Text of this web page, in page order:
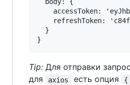
  body: {
accessToken:
refreshToken:
  }
Tip: Для отправки
для
axios есть опция
{